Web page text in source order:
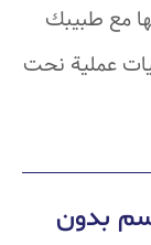
مع طبيبك
عملية نحت
بدون